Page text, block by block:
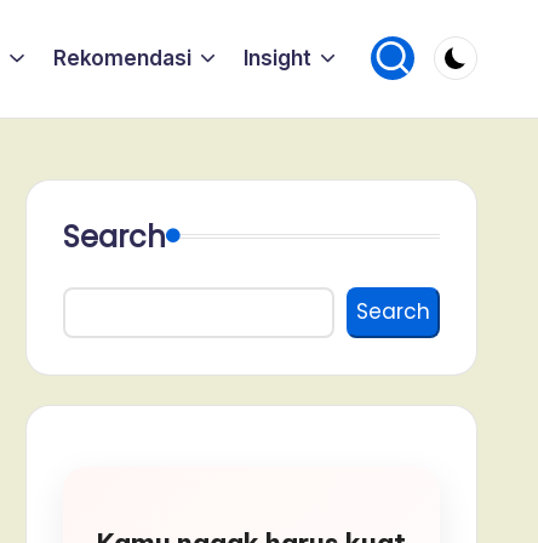
Rekomendasi Insight
Search
Search